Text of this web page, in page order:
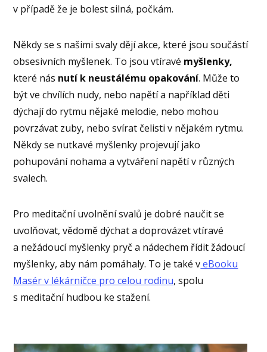
v případě že je bolest silná, počkám.
Někdy se s našimi svaly dějí akce, které jsou součástí
obsesivních myšlenek. To jsou vtíravé myšlenky,
které nás nutí k neustálému opakování. Může to
být ve chvílích nudy, nebo napětí a například děti
dýchají do rytmu nějaké melodie, nebo mohou
povrzávat zuby, nebo svírat čelisti v nějakém rytmu.
Někdy se nutkavé myšlenky projevují jako
pohupování nohama a vytváření napětí v různých
svalech.
Pro meditační uvolnění svalů je dobré naučit se
uvolňovat, vědomě dýchat a doprovázet vtíravé
a nežádoucí myšlenky pryč a nádechem řídit žádoucí
myšlenky, aby nám pomáhaly. To je také veBooku
Masér v lékárničce pro celou rodinu, spolu
s meditační hudbou ke stažení.